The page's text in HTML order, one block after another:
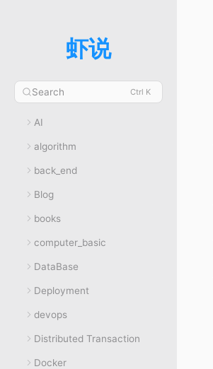
虾说
Search Ctrl K
AI
algorithm
back_end
Blog
books
computer_basic
DataBase
Deployment
devops
Distributed Transaction
Docker